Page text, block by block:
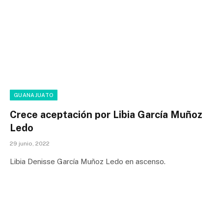
GUANAJUATO
Crece aceptación por Libia García Muñoz
Ledo
29 junio, 2022
Libia Denisse García Muñoz Ledo en ascenso.